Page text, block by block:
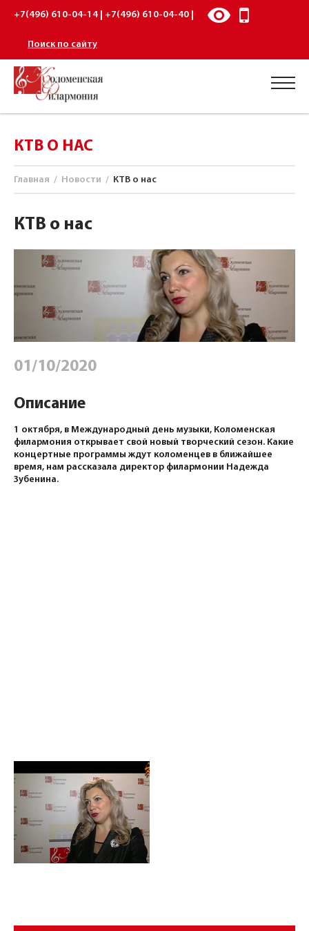
+7(496) 610-04-14 | +7(496) 610-04-40 |
Поиск по сайту
КТВ О НАС
Главная / Новости / КТВ о нас
КТВ о нас
01/10/2020
Описание
1 октября, в Международный день музыки, Коломенская
филармония открывает свой новый творческий сезон. Какие
концертные программы ждут коломенцев в ближайшее
время, нам рассказала директор филармонии Надежда
Зубенина.